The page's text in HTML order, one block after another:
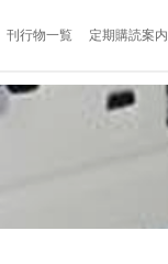
刊行物一覧 定期購読案内